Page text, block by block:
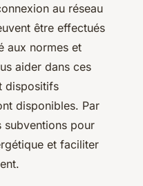
au réseau
être effectués
aux normes et
aider dans ces
dispositifs
disponibles. Par
subventions pour
et faciliter